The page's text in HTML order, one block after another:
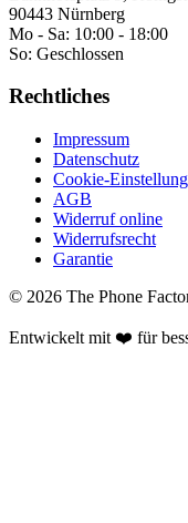
90443 Nürnberg
Mo - Sa: 10:00 - 18:00
So: Geschlossen
Rechtliches
Impressum
Datenschutz
Cookie-
AGB
Widerruf online
Widerrufsrecht
Garantie
© 2026 The Phone
Entwickelt mit ❤️ für